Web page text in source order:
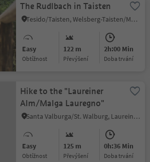
The Rudlbach in Taisten
Tesido/Taisten, Welsberg-Taisten/Monguelfo-Tesido
Easy
Obtížnost
122 m
Převýšení
2h:00 Min
doba trvání
Hike to the "Laureiner
Alm/Malga Lauregno"
Santa Valburga/St. Walburg, Laurein/Lauregno, Meran/Merano and environs
Easy
Obtížnost
125 m
Převýšení
0h:36 Min
doba trvání